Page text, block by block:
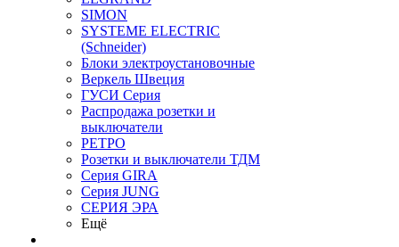
SIMON
SYSTEME ELECTRIC
(Schneider)
Блоки электроустановочные
Веркель Швеция
ГУСИ Серия
Распродажа розетки и
выключатели
РЕТРО
Розетки и выключатели ТДМ
Серия GIRA
Серия JUNG
СЕРИЯ ЭРА
Ещё